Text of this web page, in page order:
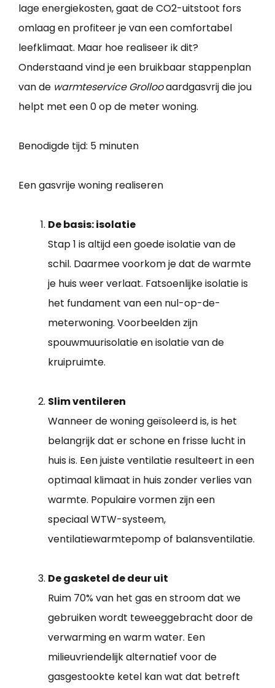
lage energiekosten, gaat de CO2-uitstoot fors
omlaag en profiteer je van een comfortabel
leefklimaat. Maar hoe realiseer ik dit?
Onderstaand vind je een bruikbaar stappenplan
van de warmteservice Grollooaardgasvrij die jou
helpt met een 0 op de meter woning.
Benodigde tijd: 5 minuten
Een gasvrije woning realiseren
De basis: isolatie
Stap 1 is altijd een goede isolatie van de
schil. Daarmee voorkom je dat de warmte
je huis weer verlaat. Fatsoenlijke isolatie is
het fundament van een nul-op-de-
meterwoning. Voorbeelden zijn
spouwmuurisolatie en isolatie van de
kruipruimte.
Slim ventileren
Wanneer de woning geïsoleerd is, is het
belangrijk dat er schone en frisse lucht in
huis is. Een juiste ventilatie resulteert in een
optimaal klimaat in huis zonder verlies van
warmte. Populaire vormen zijn een
speciaal WTW-systeem,
ventilatiewarmtepomp of balansventilatie.
De gasketel de deur uit
Ruim 70% van het gas en stroom dat we
gebruiken wordt teweeggebracht door de
verwarming en warm water. Een
milieuvriendelijk alternatief voor de
gasgestookte ketel kan wat dat betreft